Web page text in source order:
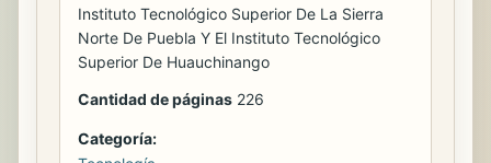
Instituto Tecnológico Superior De La Sierra
Norte De Puebla Y El Instituto Tecnológico
Superior De Huauchinango
Cantidad de páginas 226
Categoría: